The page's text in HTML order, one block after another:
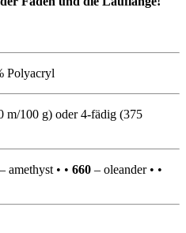
Polyacryl
m/100 g) oder 4-fädig (375
– amethyst • • 660 – oleander • •